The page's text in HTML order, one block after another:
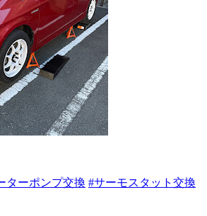
ターポンプ交換 #サーモスタット交換